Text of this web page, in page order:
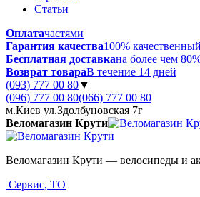
Статьи
Оплатачастями
Гарантия качества100%
Бесплатная доставкана более чем
Возврат товараВ течение 14 дней
(093) 777 00 80▼
(096) 777 00 80(066) 777 00 80
м.Киев ул.Здолбуновская 7г
Веломагазин Крути
Веломагазин Крути — велосипеды и
Сервис, ТО